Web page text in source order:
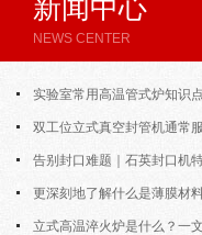
新闻中心
NEWS CENTER
实验室常用高温管式炉知识点
汇总，新手快速上手
双工位立式真空封管机通常服
务于对气氛敏感的样品制备
告别封口难题｜石英封口机
点、操作步骤全拆解，小白也能
会
更深刻地了解什么是薄膜材
制备？
立式高温淬火炉是什么？一文